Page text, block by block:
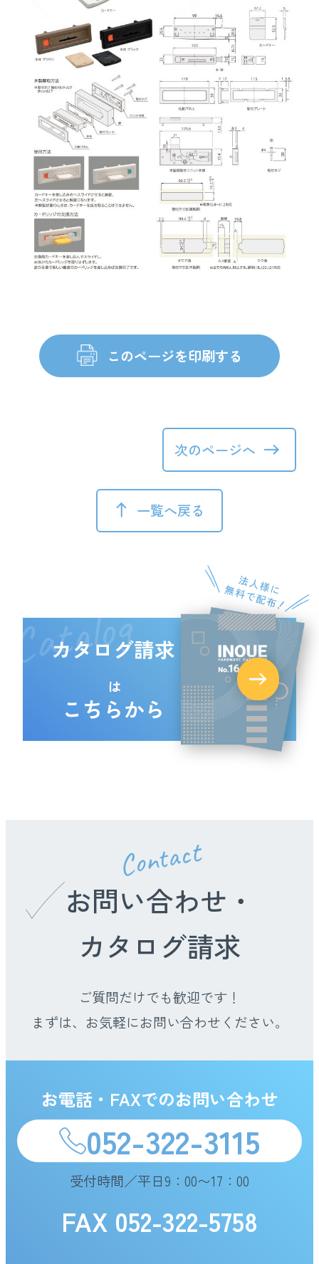
次のページへ
一覧へ戻る
Catalog
カタログ請求
は
こちらから
Contact
お問い合わせ・
カタログ請求
ご質問だけでも歓迎です！
まずは、お気軽にお問い合わせください。
お電話・FAXでのお問い合わせ
052-322-3115
受付時間／平日9：00〜17：00
FAX 052-322-5758